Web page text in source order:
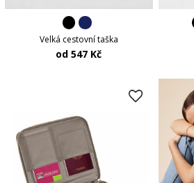
Velká cestovní taška
od 547 Kč